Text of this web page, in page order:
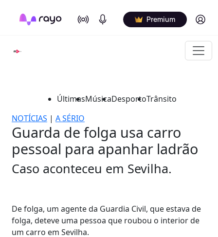
On Air Podcasts Premium Log in
ÚltimasMúsicaDesportoTrânsito
NOTÍCIAS | A SÉRIO
Guarda de folga usa carro
pessoal para apanhar ladrão
Caso aconteceu em Sevilha.
De folga, um agente da Guardia Civil, que estava de
folga, deteve uma pessoa que roubou o interior de
um carro em Sevilha.